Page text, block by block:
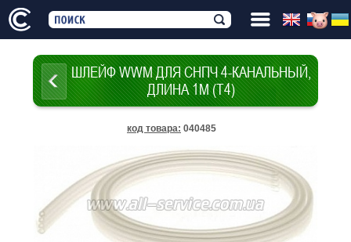
ШЛЕЙФ WWM ДЛЯ СНПЧ 4-КАНАЛЬНЫЙ,
ДЛИНА 1М (T4)
код товара: 040485